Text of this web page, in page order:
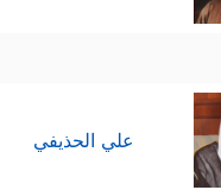
علي الحذيفي